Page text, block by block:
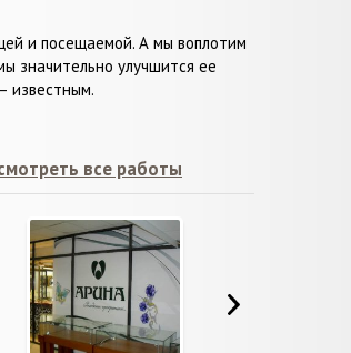
и посещаемой. А мы воплотим
значительно улучшится ее
известным.
все работы